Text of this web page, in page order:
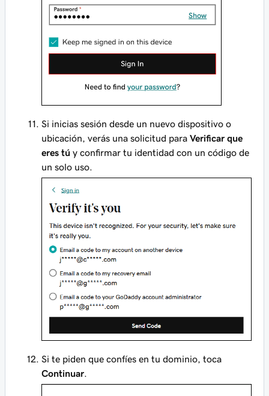
Si inicias sesión desde un nuevo dispositivo o
ubicación, verás una solicitud para Verificar que
eres tú y confirmar tu identidad con un código de
un solo uso.
Si te piden que confíes en tu dominio, toca
Continuar